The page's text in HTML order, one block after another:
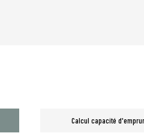
Calcul capacité